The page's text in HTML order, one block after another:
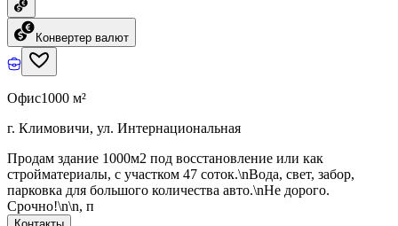
Конвертер валют
Офис1000 м²
г. Климовичи, ул. Интернациональная
Продам здание 1000м2 под восстановление или как
стройматериалы, с участком 47 соток.\nВода, свет, забор,
парковка для большого количества авто.\nНе дорого.
Срочно!\n\n, п